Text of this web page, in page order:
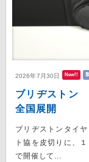
2026年7月30日 New!!
ブリヂストン
全国展開
ブリヂストンタイ
ト協を皮切りに、
で開催して...